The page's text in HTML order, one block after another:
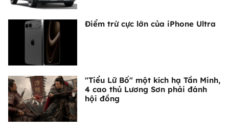
Điểm trừ cực lớn của iPhone Ultra
"Tiểu Lữ Bố" một kích hạ Tần Minh,
4 cao thủ Lương Sơn phải đánh
hội đồng